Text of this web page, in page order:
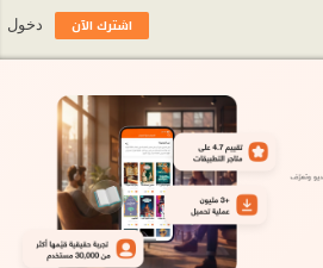
اشترك الآن دخول